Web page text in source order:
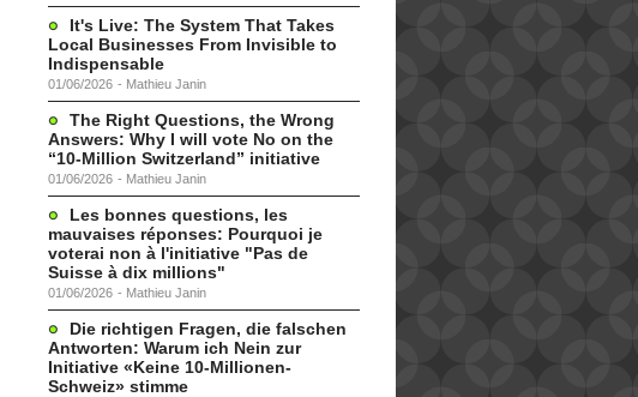
It's Live: The System That Takes
Local Businesses From Invisible to
Indispensable
01/06/2026 - Mathieu Janin
The Right Questions, the Wrong
Answers: Why I will vote No on the
“10-Million Switzerland” initiative
01/06/2026 - Mathieu Janin
Les bonnes questions, les
mauvaises réponses: Pourquoi je
voterai non à l'initiative "Pas de
Suisse à dix millions"
01/06/2026 - Mathieu Janin
Die richtigen Fragen, die falschen
Antworten: Warum ich Nein zur
Initiative «Keine 10-Millionen-
Schweiz» stimme